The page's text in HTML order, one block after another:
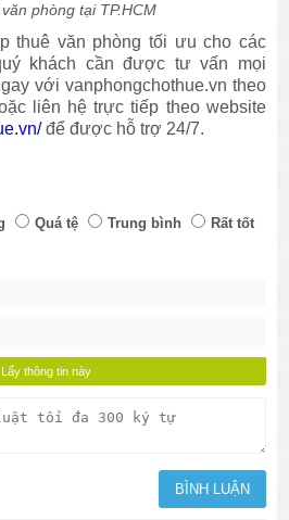
phòng tại TP.HCM
thuê văn phòng tối ưu cho các
khách cần được tư vấn mọi
với vanphongchothue.vn theo
liên hệ trực tiếp theo website
để được hỗ trợ 24/7.
Quá tệ Trung bình
Rất tốt